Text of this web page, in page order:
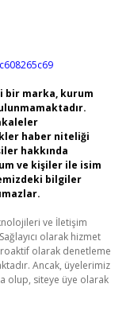
bir marka, kurum
haber niteliği
hakkında
ve kişiler ile isim
bilgiler
ve İletişim
olarak hizmet
olarak denetleme
Ancak, üyelerimiz
olup, siteye üye olarak